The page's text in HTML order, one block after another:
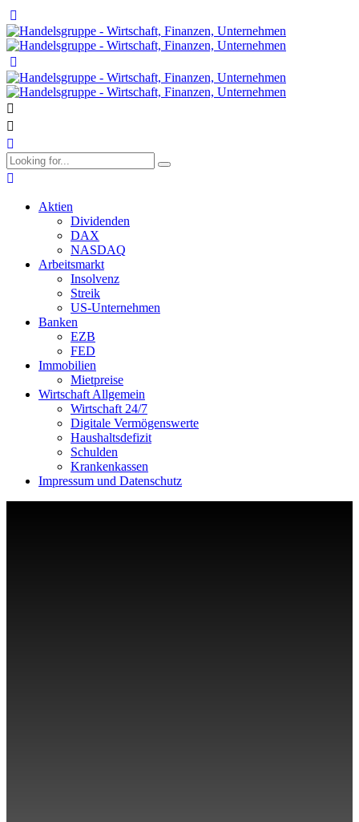
Aktien
Dividenden
DAX
NASDAQ
Arbeitsmarkt
Insolvenz
Streik
US-Unternehmen
Banken
EZB
FED
Immobilien
Mietpreise
Wirtschaft Allgemein
Wirtschaft 24/7
Digitale Vermögenswerte
Haushaltsdefizit
Schulden
Krankenkassen
Impressum und Datenschutz